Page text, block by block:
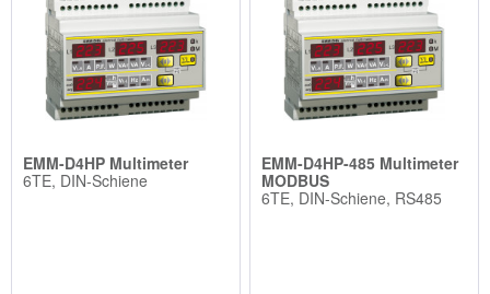
EMM-D4HP Multimeter
6TE, DIN-Schiene
EMM-D4HP-485 Multimeter
MODBUS
6TE, DIN-Schiene, RS485